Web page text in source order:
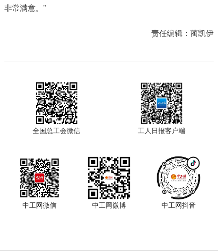
非常满意。”
责任编辑：蔺凯伊
全国总工会微信 工人日报客户端
中工网微信 中工网微博 中工网抖音